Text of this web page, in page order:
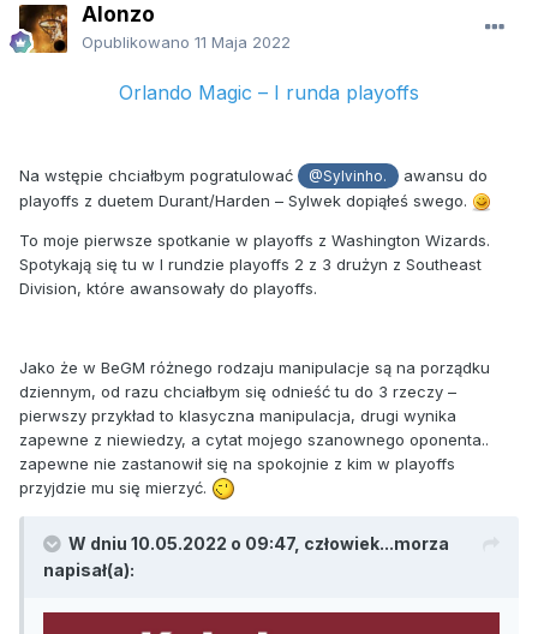
Alonzo
Opublikowano 11 Maja 2022
Orlando Magic – I runda playoffs
Na wstępie chciałbym pogratulować @Sylvinho.
awansu do
playoffs z duetem Durant/Harden – Sylwek dopiąłeś swego.
To moje pierwsze spotkanie w playoffs z Washington Wizards.
Spotykają się tu w I rundzie playoffs 2 z 3 drużyn z Southeast
Division, które awansowały do playoffs.
Jako że w BeGM różnego rodzaju manipulacje są na porządku
dziennym, od razu chciałbym się odnieść tu do 3 rzeczy –
pierwszy przykład to klasyczna manipulacja, drugi wynika
zapewne z niewiedzy, a cytat mojego szanownego oponenta..
zapewne nie zastanowił się na spokojnie z kim w playoffs
przyjdzie mu się mierzyć.
W dniu 10.05.2022 o 09:47, człowiek...morza
napisał(a):